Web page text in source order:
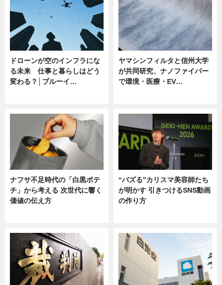
ドローンが空のインフラにな
る未来 仕事と暮らしはどう
変わる？│ブルーイ…
ヤマシンフィルタと信州大学
が共同研究、ナノファイバー
で環境・医療・EV…
ナフサ不足時代の「白黒ポテ
チ」から考える 次世代に響く
価値の伝え方
“バズる”カリスマ美容師たち
が明かす 引きつけるSNS動画
の作り方